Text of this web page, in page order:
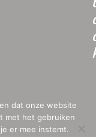
dat onze website
met het gebruiken
er mee instemt.